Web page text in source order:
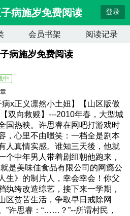
病施岁免费阅读 登录
会员书架 阅读记录
病施岁免费阅读
中
13 02:35:50
x正义凛然小土妞】【山区版傲
双向救赎】---2010年春，大型城
国热映。许思睿在网吧打游戏时
，心里不由嗤笑：一档全是剧本
人真情实感。谁知三天後，他就
个中年男人带着剧组朝他跑来，
是美味佳食品有限公司的网瘾公
生》的制片人，幸会幸会！你父
纨绔改造综艺，接下来一学期，
区贫苦生活，争取早日戒除网
”许思睿：“……？”--所谓村民，